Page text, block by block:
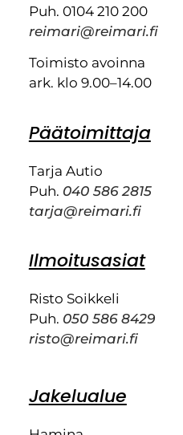
Puh. 0104 210 200
reimari@reimari.fi
Toimisto avoinna
ark. klo 9.00–14.00
Päätoimittaja
Tarja Autio
Puh. 040 586 2815
tarja@reimari.fi
Ilmoitusasiat
Risto Soikkeli
Puh. 050 586 8429
risto@reimari.fi
Jakelualue